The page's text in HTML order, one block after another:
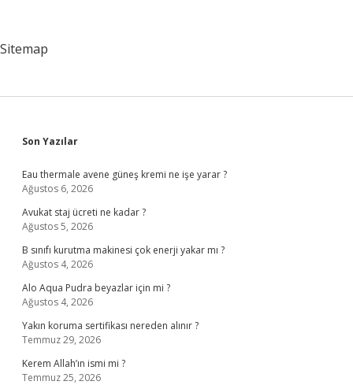
Sitemap
Sidebar
Son Yazılar
Eau thermale avene güneş kremi ne işe yarar ?
Ağustos 6, 2026
Avukat staj ücreti ne kadar ?
Ağustos 5, 2026
B sınıfı kurutma makinesi çok enerji yakar mı ?
Ağustos 4, 2026
Alo Aqua Pudra beyazlar için mi ?
Ağustos 4, 2026
Yakın koruma sertifikası nereden alınır ?
Temmuz 29, 2026
Kerem Allah’ın ismi mi ?
Temmuz 25, 2026